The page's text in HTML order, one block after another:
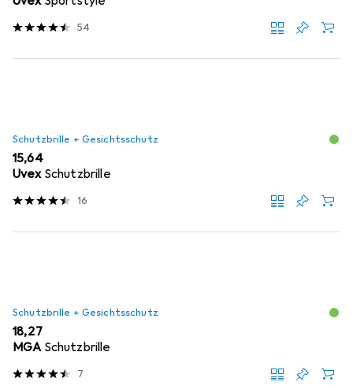
54
Schutzbrille + Gesichtsschutz
EUR
15,64
Uvex Schutzbrille
16
Schutzbrille + Gesichtsschutz
EUR
18,27
MGA Schutzbrille
7